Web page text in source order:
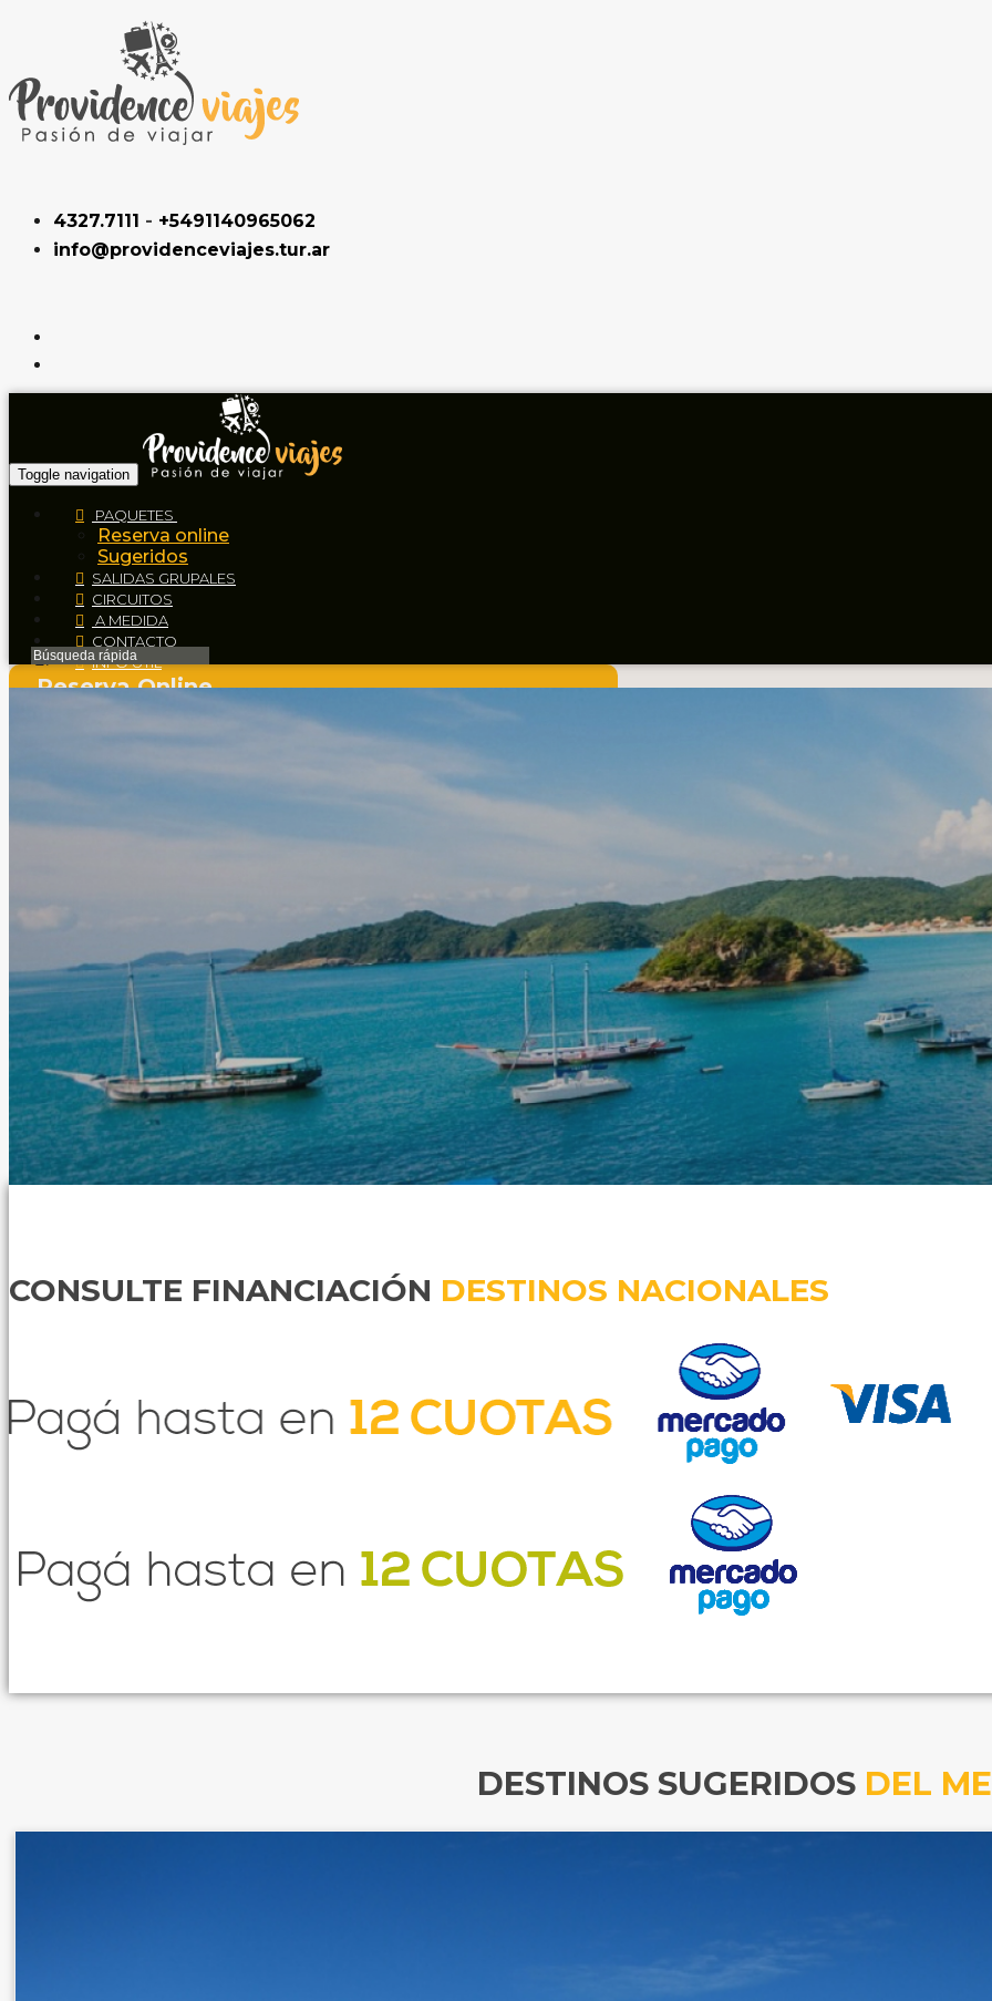
4327.7111 - +5491140965062
info@providenceviajes.tur.ar
Toggle navigation
PAQUETES
Reserva online
Sugeridos
SALIDAS GRUPALES
CIRCUITOS
A MEDIDA
CONTACTO
INFO ÚTIL
Reserva Online
CONSULTE FINANCIACIÓN DESTINOS NACIONALES
DESTINOS SUGERIDOS DEL